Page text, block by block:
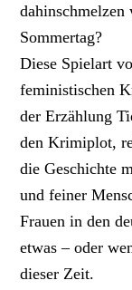
dahinschmelzen
Sommertag?
Diese Spielart
feministischen
der Erzählung
den Krimiplot,
die Geschichte
und feiner
Frauen in den
etwas – oder
dieser Zeit.